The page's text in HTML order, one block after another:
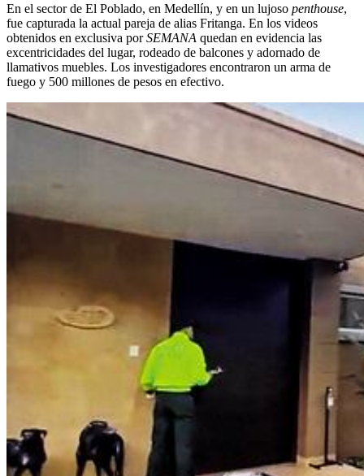
En el sector de El Poblado, en Medellín, y en un lujoso penthouse,
fue capturada la actual pareja de alias Fritanga. En los videos
obtenidos en exclusiva porSEMANA quedan en evidencia las
excentricidades del lugar, rodeado de balcones y adornado de
llamativos muebles. Los investigadores encontraron un arma de
fuego y 500 millones de pesos en efectivo.